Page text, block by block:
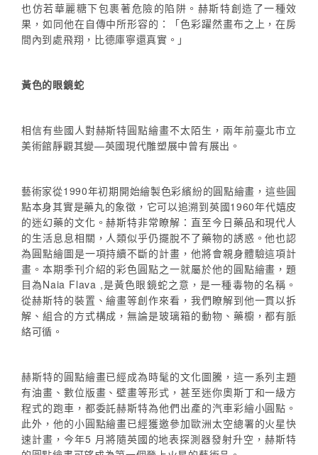
也仿若華麗糖下包裹著危險的陷阱。赫斯特創造了一種效
果，如同他在自傳中所形容的：「色彩躍然畫布之上，在房
間內到處飛翔，比德庫寧還真實。」
黃色的眼鏡蛇
相信有些國人對赫斯特圓點繪畫不太陌生，兩年前臺北市立
美術館靜觀其變—英國現代雕塑展中曾有展出。
藝術家從1990年初期開始繪製色彩繽紛的圓點繪畫，這些圓
點本身其實是藥丸的象徵，它可以追溯到英國1960年代嬉皮
的迷幻藥的文化。赫斯特非常瞭解：直至今日藥品和現代人
的生活息息相關，人類似乎仍擺脫不了藥物的誘惑。他也認
為圓點繪圖是一項持續不斷的計畫，他將會親身體驗這項計
畫。本期季刊介紹的彩色圓點之一就屬於他的圓點繪畫，題
目為Naia Flava ,是黃色眼鏡蛇之意，是一種毒物的名稱。
從赫斯特的裝置、繪畫等創作來看，我們瞭解到他一貫以拆
解、組合的方式構成，無論是玻璃箱的動物、藥櫥，都有脈
絡可循。
赫斯特的圓點繪畫已經成為時髦的文化圖騰，這一系列主題
有油畫、數位版畫、壁畫等形式，甚至迷你奧斯丁和一級方
程式的跑車，都委託赫斯特為他們出產的汽車彩繪小圓點。
此外，他的小圓點繪畫已經獲邀參加歐洲太空總署的火星快
速計畫，今年5 月將隨英國的地表探測器發射升空，赫斯特